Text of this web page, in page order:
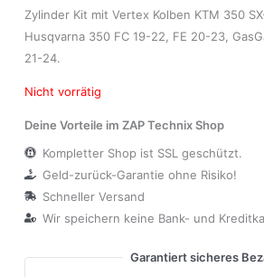
Zylinder Kit mit Vertex Kolben KTM 350
Husqvarna 350 FC 19-22, FE 20-23,
21-24.
Nicht vorrätig
Deine Vorteile im ZAP Technix Shop
Kompletter Shop ist SSL geschützt.
Geld-zurück-Garantie ohne Risiko!
Schneller Versand
Wir speichern keine Bank- und
Garantiert sicheres